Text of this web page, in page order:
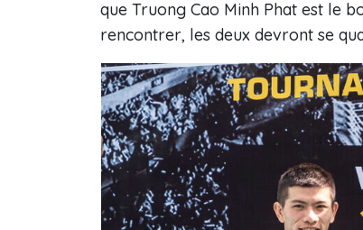
que Truong Cao Minh Phat est le
rencontrer, les deux devront se